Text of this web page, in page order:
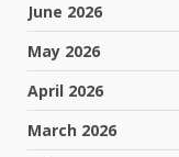
June 2026
May 2026
April 2026
March 2026